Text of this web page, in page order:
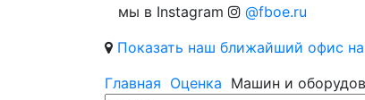
мы в Instagram
@fboe.ru
Показать наш ближайший офис на
Главная Оценка Машин и